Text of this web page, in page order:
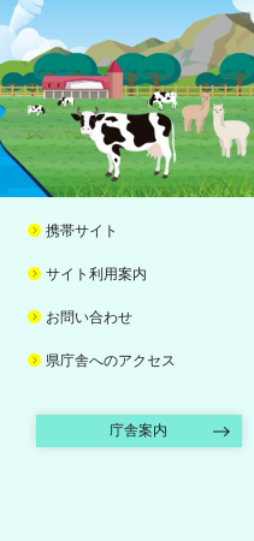
携帯サイト
サイト利用案内
お問い合わせ
県庁舎へのアクセス
庁舎案内